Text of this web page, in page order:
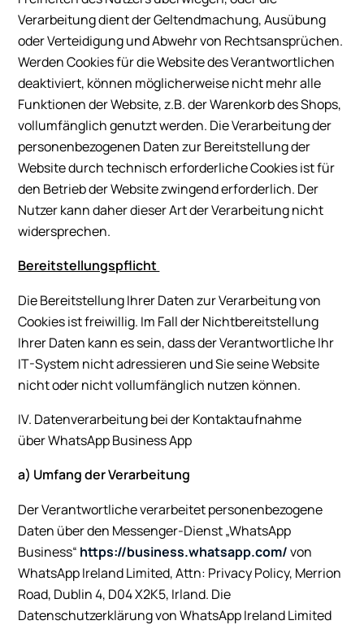
Verarbeitung dient der Geltendmachung, Ausübung
oder Verteidigung und Abwehr von Rechtsansprüchen.
Werden Cookies für die Website des Verantwortlichen
deaktiviert, können möglicherweise nicht mehr alle
Funktionen der Website, z.B. der Warenkorb des Shops,
vollumfänglich genutzt werden. Die Verarbeitung der
personenbezogenen Daten zur Bereitstellung der
Website durch technisch erforderliche Cookies ist für
den Betrieb der Website zwingend erforderlich. Der
Nutzer kann daher dieser Art der Verarbeitung nicht
widersprechen.
Bereitstellungspflicht
Die Bereitstellung Ihrer Daten zur Verarbeitung von
Cookies ist freiwillig. Im Fall der Nichtbereitstellung
Ihrer Daten kann es sein, dass der Verantwortliche Ihr
IT-System nicht adressieren und Sie seine Website
nicht oder nicht vollumfänglich nutzen können.
IV. Datenverarbeitung bei der Kontaktaufnahme
über WhatsApp Business App
a) Umfang der Verarbeitung
Der Verantwortliche verarbeitet personenbezogene
Daten über den Messenger-Dienst „WhatsApp
Business“ https://business.whatsapp.com/von
WhatsApp Ireland Limited, Attn: Privacy Policy, Merrion
Road, Dublin 4, D04 X2K5, Irland. Die
Datenschutzerklärung von WhatsApp Ireland Limited